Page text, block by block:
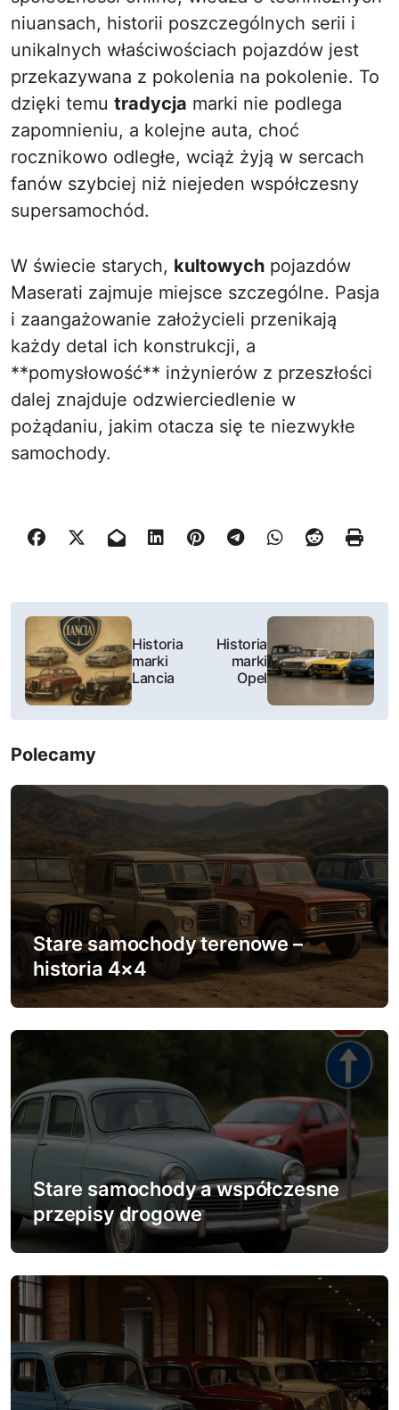
niuansach, historii poszczególnych serii i
unikalnych właściwościach pojazdów jest
przekazywana z pokolenia na pokolenie. To
dzięki temu tradycja marki nie podlega
zapomnieniu, a kolejne auta, choć
rocznikowo odległe, wciąż żyją w sercach
fanów szybciej niż niejeden współczesny
supersamochód.
W świecie starych, kultowych pojazdów
Maserati zajmuje miejsce szczególne. Pasja
i zaangażowanie założycieli przenikają
każdy detal ich konstrukcji, a
**pomysłowość** inżynierów z przeszłości
dalej znajduje odzwierciedlenie w
pożądaniu, jakim otacza się te niezwykłe
samochody.
N
w
i
g
a
c
j
a
w
p
i
u
Historia
marki
Lancia
Historia
marki
Opel
Polecamy
Stare samochody terenowe –
historia 4×4
Stare samochody a współczesne
przepisy drogowe